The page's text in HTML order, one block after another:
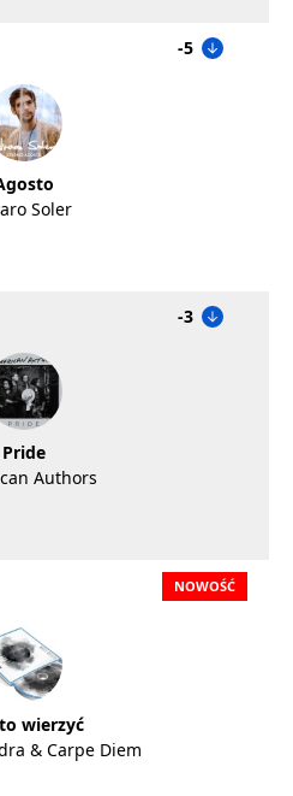
-5
Soler
-3
Pride
Authors
wierzyć
& Carpe Diem